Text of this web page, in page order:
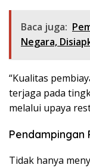
Baca juga:
Negara,
“Kualitas
terjaga pada
melalui upaya
Pendampingan
Tidak hanya